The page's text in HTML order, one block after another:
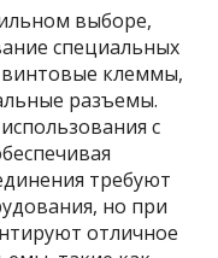
выборе,
специальных
винтовые клеммы,
разъемы.
с
требуют
но при
отличное